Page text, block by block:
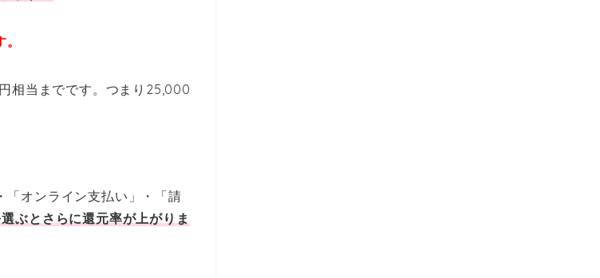
相当までです。つまり25,000
「オンライン支払い」・「請
ぶとさらに還元率が上がりま